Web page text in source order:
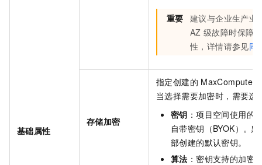
基础属性
重要 建议与企业生产业
AZ 级故障时保障
性，详情请参见同
存储加密
指定创建的 MaxCompute
当选择需要加密时，需要选
密钥 ：项目空间使用
自带密钥（BYOK）。
部创建的默认密钥。
算法 ：密钥支持的加密